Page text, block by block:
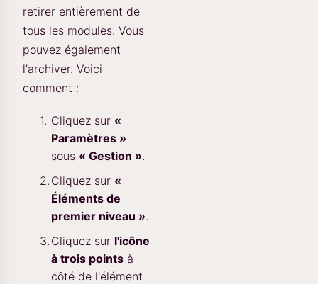
retirer entièrement de
tous les modules. Vous
pouvez également
l'archiver. Voici
comment :
Cliquez sur «
Paramètres »
sous « Gestion ».
Cliquez sur «
Éléments de
premier niveau ».
Cliquez sur l'icône
à trois points à
côté de l'élément